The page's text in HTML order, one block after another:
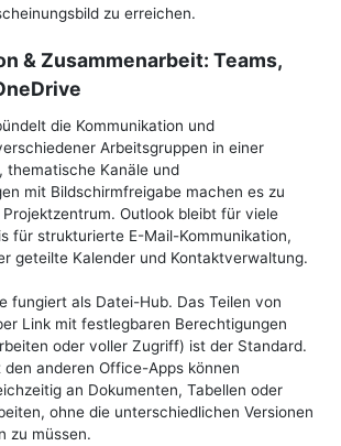
zu erreichen.
& Zusammenarbeit: Teams,
die Kommunikation und
Arbeitsgruppen in einer
thematische Kanäle und
mit Bildschirmfreigabe machen es zu
Outlook bleibt für viele
für strukturierte E-Mail-Kommunikation,
geteilte Kalender und Kontaktverwaltung.
fungiert als Datei-Hub. Das Teilen von
Link mit festlegbaren Berechtigungen
oder voller Zugriff) ist der Standard.
den anderen Office-Apps können
an Dokumenten, Tabellen oder
ohne die unterschiedlichen Versionen
zu müssen.